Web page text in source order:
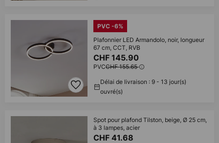
PVC -6%
Plafonnier LED Armandolo, noir, longueur
67 cm, CCT, RVB
CHF 145.90
PVCCHF 155.65
Délai de livraison : 9 - 13 jour(s)
ouvré(s)
Spot pour plafond Tilston, beige, Ø 25 cm,
à 3 lampes, acier
CHF 41.68